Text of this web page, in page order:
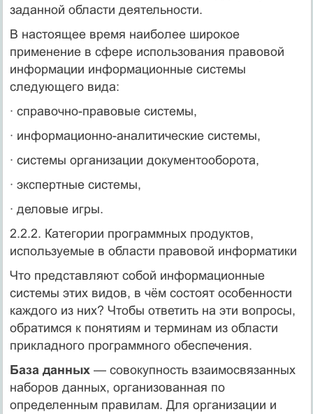
заданной области деятельности.
В настоящее время наиболее широкое
применение в сфере использования правовой
информации информационные системы
следующего вида:
· справочно-правовые системы,
· информационно-аналитические системы,
· системы организации документооборота,
· экспертные системы,
· деловые игры.
2.2.2. Категории программных продуктов,
используемые в области правовой информатики
Что представляют собой информационные
системы этих видов, в чём состоят особенности
каждого из них? Чтобы ответить на эти вопросы,
обратимся к понятиям и терминам из области
прикладного программного обеспечения.
База данных— совокупность взаимосвязанных
наборов данных, организованная по
определенным правилам. Для организации и